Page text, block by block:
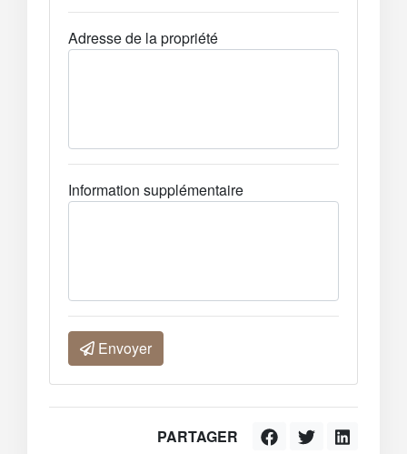
Adresse de la propriété
Information supplémentaire
Envoyer
PARTAGER